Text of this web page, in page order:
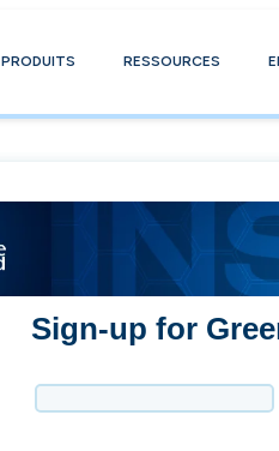
PRODUITS RESSOURCES